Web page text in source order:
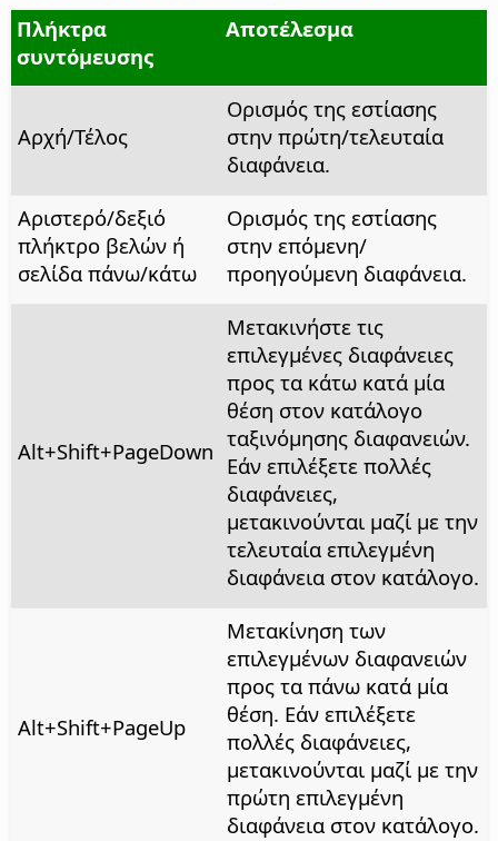
Πλήκτρα
συντόμευσης
Αποτέλεσμα
Αρχή/Τέλος
Ορισμός της εστίασης
στην πρώτη/τελευταία
διαφάνεια.
Αριστερό/δεξιό
πλήκτρο βελών ή
σελίδα πάνω/κάτω
Ορισμός της εστίασης
στην επόμενη/
προηγούμενη διαφάνεια.
Alt+Shift+PageDown
Μετακινήστε τις
επιλεγμένες διαφάνειες
προς τα κάτω κατά μία
θέση στον κατάλογο
ταξινόμησης διαφανειών.
Εάν επιλέξετε πολλές
διαφάνειες,
μετακινούνται μαζί με την
τελευταία επιλεγμένη
διαφάνεια στον κατάλογο.
Alt+Shift+PageUp
Μετακίνηση των
επιλεγμένων διαφανειών
προς τα πάνω κατά μία
θέση. Εάν επιλέξετε
πολλές διαφάνειες,
μετακινούνται μαζί με την
πρώτη επιλεγμένη
διαφάνεια στον κατάλογο.